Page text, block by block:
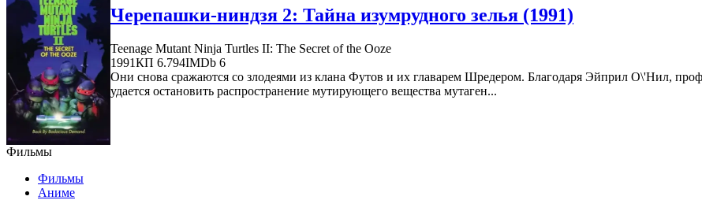
Черепашки-ниндзя 2: Тайна изумрудного зелья (1991)
Teenage Mutant Ninja Turtles II: The Secret of the Ooze
1991КП 6.794IMDb 6
Они снова сражаются со злодеями из клана Футов и их главарем Шредером. Благодаря Эйприл О\'Нил,
удается остановить распространение мутирующего вещества мутаген...
Фильмы
Фильмы
Аниме